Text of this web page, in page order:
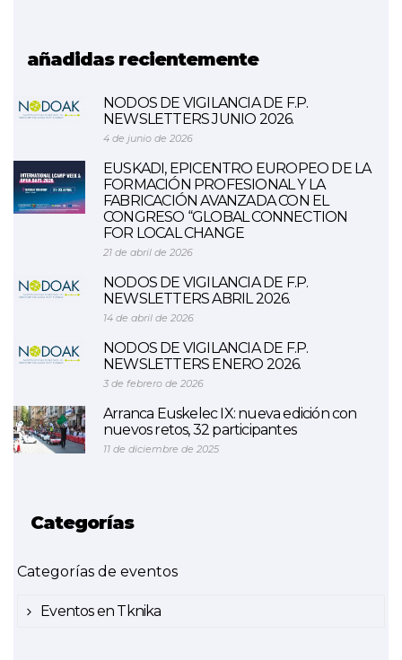
añadidas recientemente
NODOS DE VIGILANCIA DE F.P.
NEWSLETTERS JUNIO 2026.
4 de junio de 2026
EUSKADI, EPICENTRO EUROPEO DE LA
FORMACIÓN PROFESIONAL Y LA
FABRICACIÓN AVANZADA CON EL
CONGRESO “GLOBAL CONNECTION
FOR LOCAL CHANGE
21 de abril de 2026
NODOS DE VIGILANCIA DE F.P.
NEWSLETTERS ABRIL 2026.
14 de abril de 2026
NODOS DE VIGILANCIA DE F.P.
NEWSLETTERS ENERO 2026.
3 de febrero de 2026
Arranca Euskelec IX: nueva edición con
nuevos retos, 32 participantes
11 de diciembre de 2025
Categorías
Categorías de eventos
Eventos en Tknika